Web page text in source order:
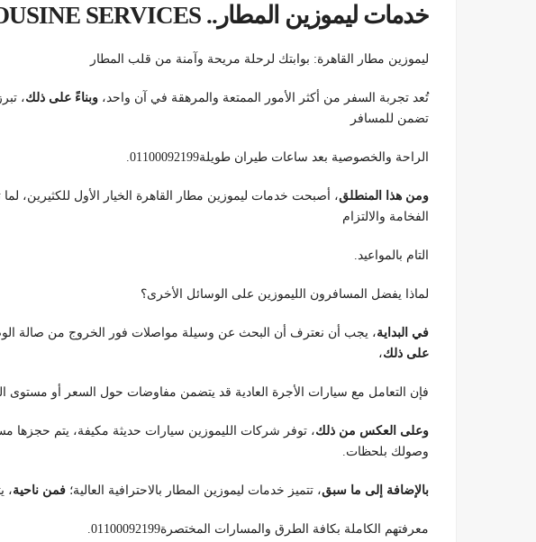
خدمات ليموزين المطار.. AIRPORT LIMOUSINE SERVICES
ليموزين مطار القاهرة: بوابتك لرحلة مريحة وآمنة من قلب المطار
تُعد تجربة السفر من أكثر الأمور الممتعة والمرهقة في آن واحد، وبناءً على ذلك،
تضمن للمسافر
الراحة والخصوصية بعد ساعات طيران طويلة01100092199.
ومن هذا المنطلق، أصبحت خدمات ليموزين مطار القاهرة الخيار الأول للكثيرين،
الفخامة والالتزام
التام بالمواعيد.
لماذا يفضل المسافرون الليموزين على الوسائل الأخرى؟
في البداية، يجب أن نعترف أن البحث عن وسيلة مواصلات فور الخروج من صالة
على ذلك،
فإن التعامل مع سيارات الأجرة العادية قد يتضمن مفاوضات حول السعر أو مستوى
وعلى العكس من ذلك، توفر شركات الليموزين سيارات حديثة مكيفة، يتم حجزها
وصولك بلحظات.
بالإضافة إلى ما سبق، تتميز خدمات ليموزين المطار بالاحترافية العالية؛ فمن ناحية،
معرفتهم الكاملة بكافة الطرق والمسارات المختصرة01100092199.